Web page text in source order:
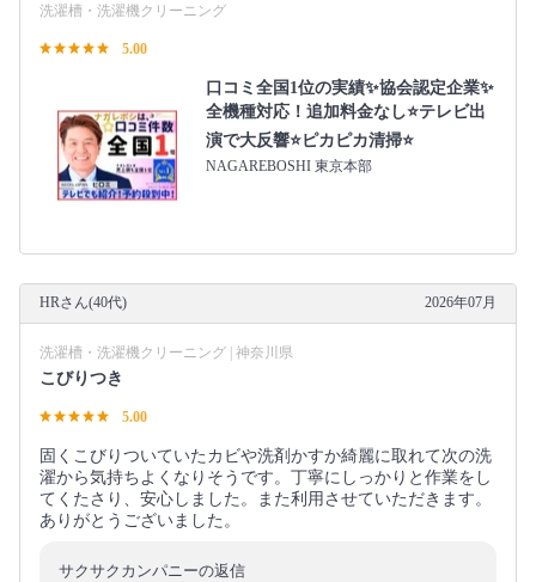
洗濯槽・洗濯機クリーニング
5.00
口コミ全国1位の実績✨協会認定企業✨
全機種対応！追加料金なし⭐テレビ出
演で大反響⭐ピカピカ清掃⭐
NAGAREBOSHI 東京本部
HRさん(40代) 2026年07月
洗濯槽・洗濯機クリーニング | 神奈川県
こびりつき
5.00
固くこびりついていたカビや洗剤かすか綺麗に取れて次の洗
濯から気持ちよくなりそうです。丁寧にしっかりと作業をし
てくたさり、安心しました。また利用させていただきます。
ありがとうございました。
サクサクカンパニーの返信